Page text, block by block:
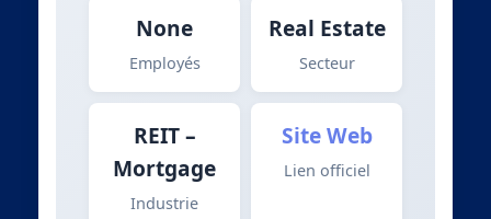
None
Employés
Real Estate
Secteur
REIT –
Mortgage
Industrie
Site Web
Lien officiel